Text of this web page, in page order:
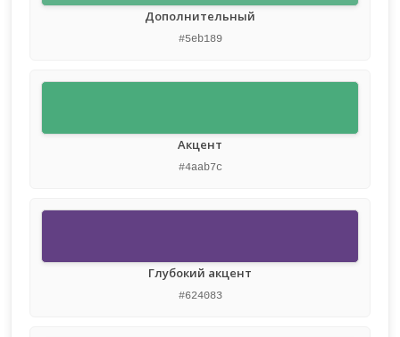
Дополнительный
#5eb189
Акцент
#4aab7c
Глубокий акцент
#624083